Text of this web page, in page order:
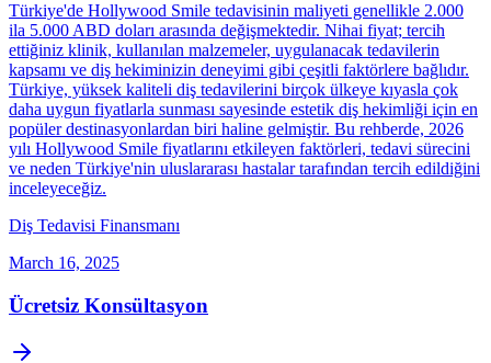
Türkiye'de Hollywood Smile tedavisinin maliyeti genellikle 2.000
ila 5.000 ABD doları arasında değişmektedir. Nihai fiyat; tercih
ettiğiniz klinik, kullanılan malzemeler, uygulanacak tedavilerin
kapsamı ve diş hekiminizin deneyimi gibi çeşitli faktörlere bağlıdır.
Türkiye, yüksek kaliteli diş tedavilerini birçok ülkeye kıyasla çok
daha uygun fiyatlarla sunması sayesinde estetik diş hekimliği için en
popüler destinasyonlardan biri haline gelmiştir. Bu rehberde, 2026
yılı Hollywood Smile fiyatlarını etkileyen faktörleri, tedavi sürecini
ve neden Türkiye'nin uluslararası hastalar tarafından tercih edildiğini
inceleyeceğiz.
Diş Tedavisi Finansmanı
March 16, 2025
Ücretsiz Konsültasyon